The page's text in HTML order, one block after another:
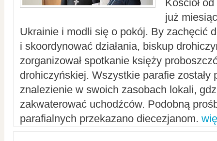
Kościół
już
Ukrainie i modli się o pokój. By zachęcić
i skoordynować działania, biskup
zorganizował spotkanie księży
drohiczyńskiej. Wszystkie parafie zostały
znalezienie w swoich zasobach lokali,
zakwaterować uchodźców. Podobną
parafialnych przekazano diecezjanom.